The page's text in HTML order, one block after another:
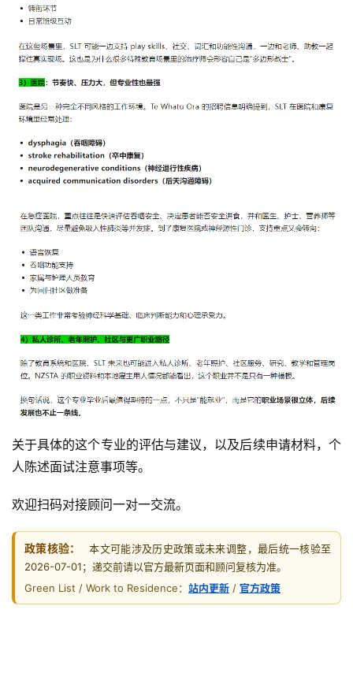
关于具体的这个专业的评估与建议，以及后续申请材料，个
人陈述面试注意事项等。
欢迎扫码对接顾问一对一交流。
政策核验：
本文可能涉及历史政策或未来调整，最后统一核验至
2026-07-01；递交前请以官方最新页面和顾问复核为准。
Green List / Work to Residence： 站内更新 / 官方政策